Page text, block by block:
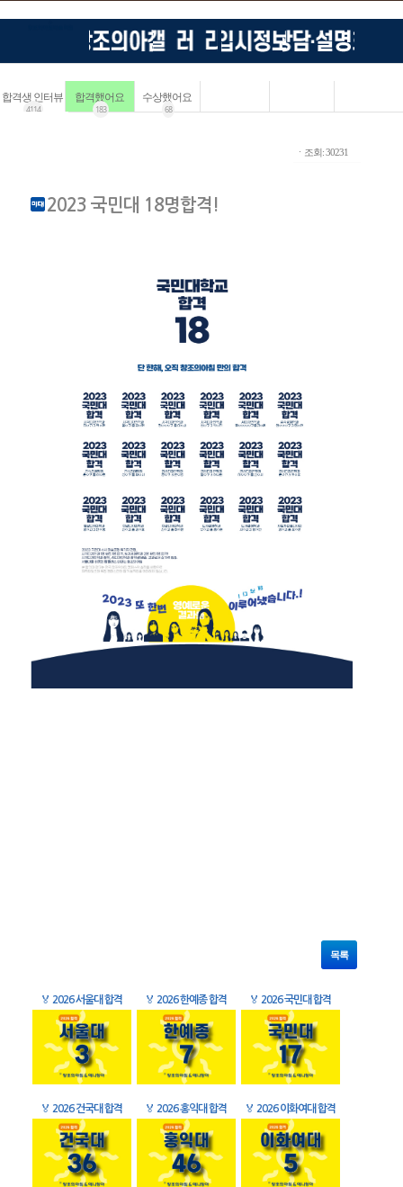
합격생 인터뷰
4114
합격했어요
183
수상했어요
68
ㆍ조회: 30231
2023 국민대 18명합격!
목록
🏅 2026 서울대 합격 🏅 2026 한예종 합격 🏅 2026 국민대 합격
🏅 2026 건국대 합격 🏅 2026 홍익대 합격 🏅 2026 이화여대 합격